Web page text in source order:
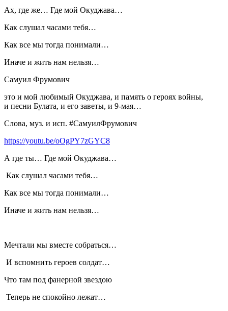
Ах, где же… Где мой Окуджава…
Как слушал часами тебя…
Как все мы тогда понимали…
Иначе и жить нам нельзя…
Самуил Фрумович
это и мой любимый Окуджава, и память о героях войны,
и песни Булата, и его заветы, и 9-мая…
Слова, муз. и исп. #СамуилФрумович
https://youtu.be/oOgPY7zGYC8
А где ты… Где мой Окуджава…
Как слушал часами тебя…
Как все мы тогда понимали…
Иначе и жить нам нельзя…
Мечтали мы вместе собраться…
И вспомнить героев солдат…
Что там под фанерной звездою
Теперь не спокойно лежат…